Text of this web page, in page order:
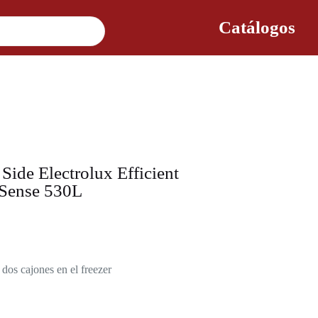
Catálogos
Electrolux Efficient
530L
cajones en el freezer